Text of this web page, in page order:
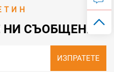
НИ СЪОБЩЕНИЕ